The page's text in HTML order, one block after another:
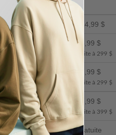
Prix
À partir de 24,99 $
À partir de 8,99 $
Livraison gratuite à 299 $
À partir de 7,99 $
Livraison gratuite à 299 $
À partir de 7,99 $
Livraison gratuite à 399 $
Livraison Gratuite